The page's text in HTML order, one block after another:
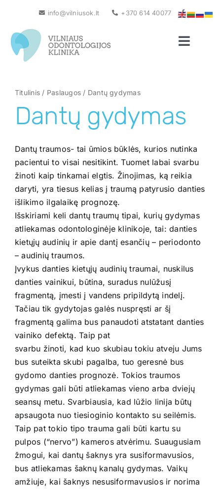
content
info@vilniusok.lt +370 614 40077
Toggle
Pagrindinis
Naujienos
Paslaugos
Kainos
Garantija
REGISTRUOTIS
Titulinis / Paslaugos / Dantų gydymas
Dantų gydymas
Dantų traumos- tai ūmios būklės, kurios nutinka
pacientui to visai nesitikint. Tuomet labai svarbu
žinoti kaip tinkamai elgtis. Žinojimas, ką reikia
daryti, yra tiesus kelias į traumą patyrusio danties
išlikimo ilgalaikę prognozę.
Išskiriami keli dantų traumų tipai, kurių gydymas
atliekamas odontologinėje klinikoje, tai: danties
kietųjų audinių ir apie dantį esančių – periodonto
– audinių traumos.
Įvykus danties kietųjų audinių traumai, nuskilus
danties vainikui, būtina, suradus nulūžusį
fragmentą, įmesti į vandens pripildytą indelį.
Tačiau tik gydytojas galės nuspręsti ar šį
fragmentą galima bus panaudoti atstatant danties
vainiko defektą. Taip pat
svarbu žinoti, kad kuo skubiau tokiu atveju Jums
bus suteikta skubi pagalba, tuo geresnė bus
gydomo danties prognozė. Tokios traumos
gydymas gali būti atliekamas vieno arba dviejų
seansų metu. Svarbiausia, kad lūžio linija būtų
apsaugota nuo tiesioginio kontakto su seilėmis.
Taip pat tokio tipo trauma gali būti kartu su
pulpos (“nervo”) kameros atvėrimu. Suaugusiam
žmogui, kai dantų šaknys yra susiformavusios,
bus atliekamas šaknų kanalų gydymas. Vaikų
amžiuje, kai šaknys nesusiformavusios ir norima